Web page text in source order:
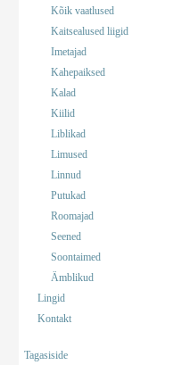
Kõik vaatlused
Kaitsealused liigid
Imetajad
Kahepaiksed
Kalad
Kiilid
Liblikad
Limused
Linnud
Putukad
Roomajad
Seened
Soontaimed
Ämblikud
Lingid
Kontakt
Tagasiside